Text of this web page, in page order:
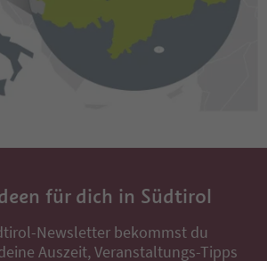
für dich in Südtirol
Newsletter bekommst du
Auszeit, Veranstaltungs-Tipps